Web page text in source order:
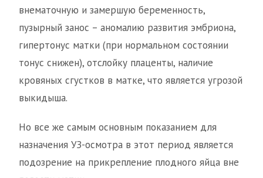
внематочную и замершую беременность,
пузырный занос – аномалию развития эмбриона,
гипертонус матки (при нормальном состоянии
тонус снижен), отслойку плаценты, наличие
кровяных сгустков в матке, что является угрозой
выкидыша.
Но все же самым основным показанием для
назначения УЗ-осмотра в этот период является
подозрение на прикрепление плодного яйца вне